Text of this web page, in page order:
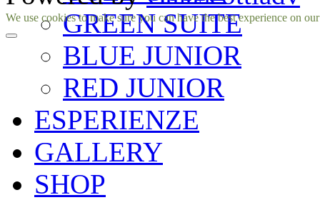
GREEN SUITE
BLUE JUNIOR
RED JUNIOR
ESPERIENZE
GALLERY
SHOP
Facebook
Instagram
We use cookies to make sure you can have the best experience on